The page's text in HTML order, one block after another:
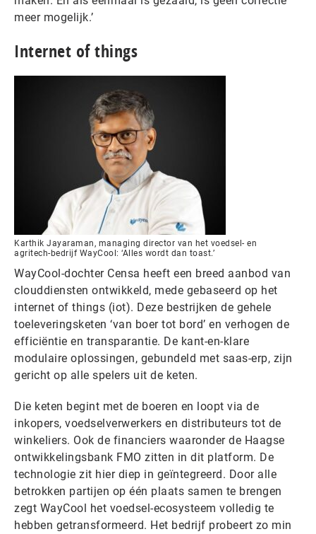
meer mogelijk.’
Internet of things
Karthik Jayaraman, managing director van het voedsel- en
agritech-bedrijf WayCool: ‘Alles wordt dan toast.’
WayCool-dochter Censa heeft een breed aanbod van
clouddiensten ontwikkeld, mede gebaseerd op het
internet of things (iot). Deze bestrijken de gehele
toeleveringsketen ‘van boer tot bord’ en verhogen de
efficiëntie en transparantie. De kant-en-klare
modulaire oplossingen, gebundeld met saas-erp, zijn
gericht op alle spelers uit de keten.
Die keten begint met de boeren en loopt via de
inkopers, voedselverwerkers en distributeurs tot de
winkeliers. Ook de financiers waaronder de Haagse
ontwikkelingsbank FMO zitten in dit platform. De
technologie zit hier diep in geïntegreerd. Door alle
betrokken partijen op één plaats samen te brengen
zegt WayCool het voedsel-ecosysteem volledig te
hebben getransformeerd. Het bedrijf probeert zo min